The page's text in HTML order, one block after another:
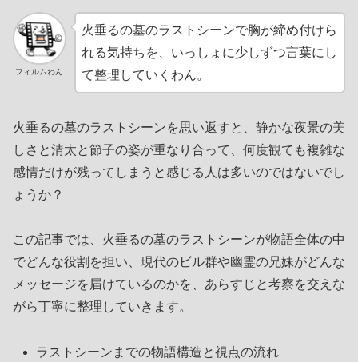
フィルムわん
火垂るの墓のラストシーンで胸が締め付けら
れる気持ちを、いっしょに少しずつ言葉にし
て整理していくわん。
火垂るの墓のラストシーンを思い返すと、静かな夜景の美
しさと清太と節子の姿が重なり合って、何度観ても複雑な
感情だけが残ってしまうと感じる人は多いのではないでし
ょうか？
この記事では、火垂るの墓のラストシーンが物語全体の中
でどんな役割を担い、現代のビル群や幽霊の兄妹がどんな
メッセージを届けているのかを、あらすじと考察を交えな
がら丁寧に整理していきます。
ラストシーンまでの物語構造と視点の流れ